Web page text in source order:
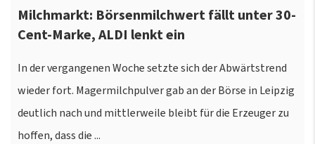
Milchmarkt: Börsenmilchwert fällt unter 30-
Cent-Marke, ALDI lenkt ein
In der vergangenen Woche setzte sich der Abwärtstrend
wieder fort. Magermilchpulver gab an der Börse in Leipzig
deutlich nach und mittlerweile bleibt für die Erzeuger zu
hoffen, dass die ...